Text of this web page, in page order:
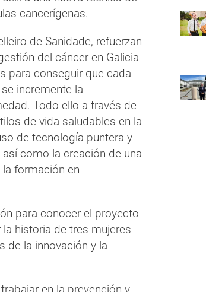
cancerígenas.
de Sanidade, refuerzan
del cáncer en Galicia
para conseguir que cada
incremente la
Todo ello a través de
de vida saludables en la
de tecnología puntera y
como la creación de una
formación en
para conocer el proyecto
la historia de tres mujeres
de la innovación y la
en la prevención y